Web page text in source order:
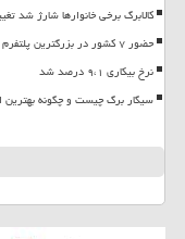
کالابرگ برخی خانوارها شارژ شد
حضور ۷ کشور در بزرگترین پلتفرم تبادلات تجاری حوزه ساخت وساز
نرخ بیکاری ۹،۱ درصد شد
سیگار برگ چیست و چگونه بهترین